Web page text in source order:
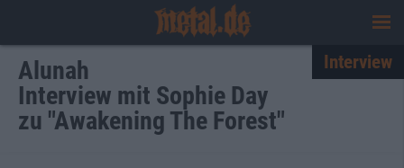
Alunah
Interview mit Sophie Day
zu "Awakening The Forest"
Interview